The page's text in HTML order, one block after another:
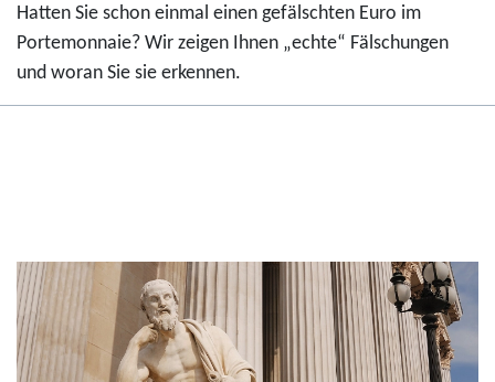
Hatten Sie schon einmal einen gefälschten Euro im
Portemonnaie? Wir zeigen Ihnen „echte“ Fälschungen
und woran Sie sie erkennen.